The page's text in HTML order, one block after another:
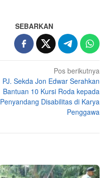
SEBARKAN
Pos berikutnya
PJ. Sekda Jon Edwar Serahkan
Bantuan 10 Kursi Roda kepada
Penyandang Disabilitas di Karya
Penggawa